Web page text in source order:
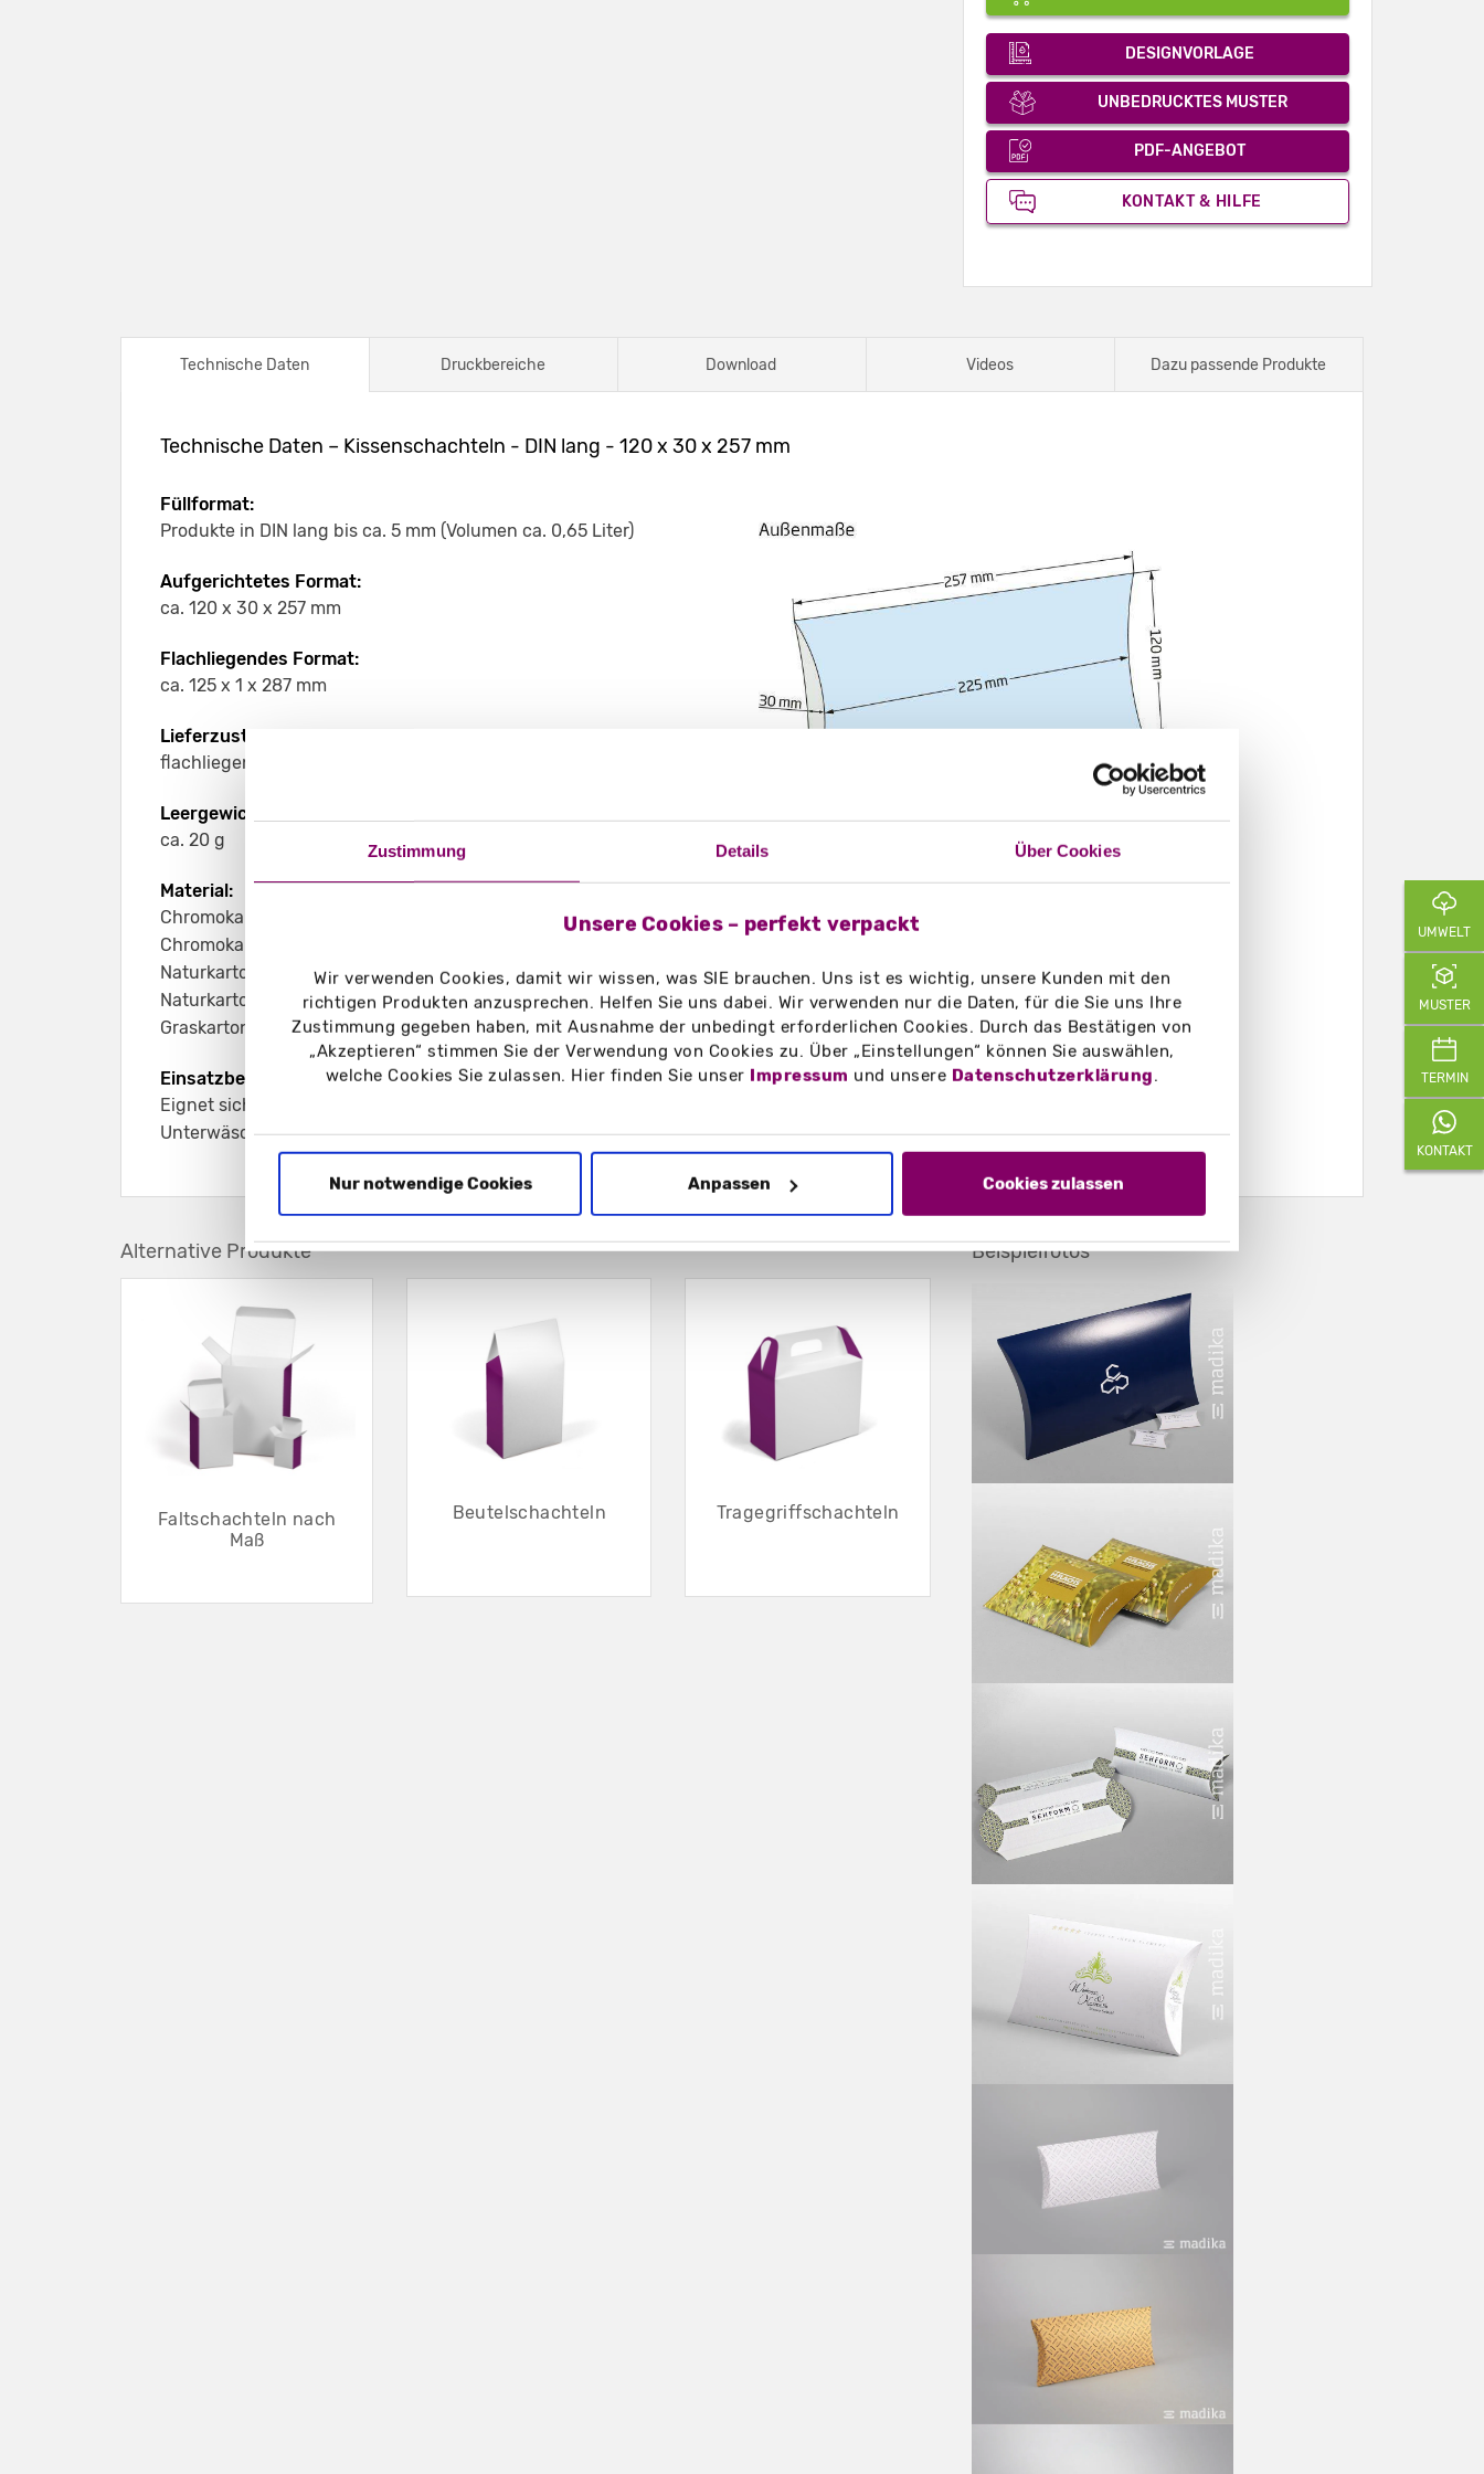
Zustimmung Details Über Cookies
Unsere Cookies – perfekt verpackt
Wir verwenden Cookies, damit wir wissen, was SIE brauchen. Uns ist es wichtig, unsere Kunden mit den
richtigen Produkten anzusprechen. Helfen Sie uns dabei. Wir verwenden nur die Daten, für die Sie uns Ihre
Zustimmung gegeben haben, mit Ausnahme der unbedingt erforderlichen Cookies. Durch das Bestätigen von
„Akzeptieren“ stimmen Sie der Verwendung von Cookies zu. Über „Einstellungen“ können Sie auswählen,
welche Cookies Sie zulassen. Hier finden Sie unser Impressum und unsere Datenschutzerklärung.
Nur notwendige Cookies Anpassen Cookies zulassen
DESIGNVORLAGE
UNBEDRUCKTES MUSTER
PDF-ANGEBOT
KONTAKT & HILFE
Technische Daten Druckbereiche Download Videos Dazu passende Produkte
Technische Daten – Kissenschachteln - DIN lang - 120 x 30 x 257 mm
Füllformat:
Produkte in DIN lang bis ca. 5 mm (Volumen ca. 0,65 Liter)
Aufgerichtetes Format:
ca. 120 x 30 x 257 mm
Flachliegendes Format:
ca. 125 x 1 x 287 mm
Lieferzustand:
flachliegend + geklebt
Leergewicht:
ca. 20 g
Material:
Chromokarton GC1 weiß 290 g/m²
Chromokarton GC1 weiß Naturseite 290 g/m²
Naturkarton braun 350 g/m²
Naturkarton schwarz 350 g/m²
Graskarton 350 g/m²
Einsatzbereich:
Eignet sich z. B. für leichte Textilwaren wie Schals,
Unterwäsche oder Krawatten, andere Produkte im DIN-lang-Format
Alternative Produkte
Faltschachteln nach
Maß
Beutelschachteln Tragegriffschachteln
Beispielfotos
UMWELT
MUSTER
TERMIN
KONTAKT